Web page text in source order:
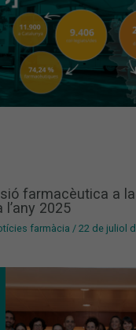
farmacèutica a
l’any 2025
farmàcia /22 de juliol